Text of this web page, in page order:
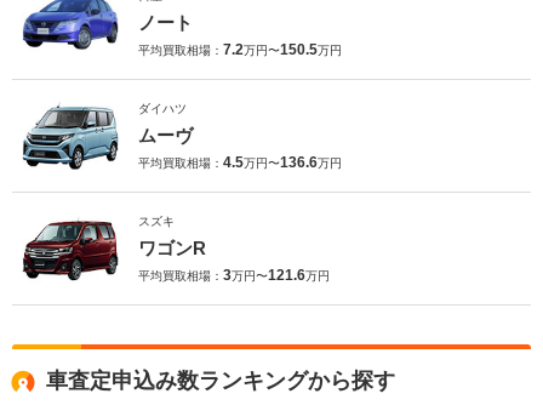
ノート
平均買取相場： 7.2万円〜150.5万円
ダイハツ
ムーヴ
平均買取相場： 4.5万円〜136.6万円
スズキ
ワゴンR
平均買取相場： 3万円〜121.6万円
車査定申込み数ランキングから探す